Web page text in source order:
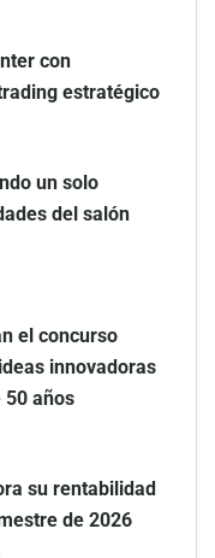
con
estratégico
un solo
del salón
el concurso
innovadoras
50 años
su rentabilidad
de 2026